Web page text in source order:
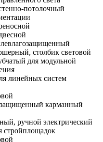
потолочный
столбик световой
для модульной
линейных систем
карманный
ручной электрический
стройплощадок